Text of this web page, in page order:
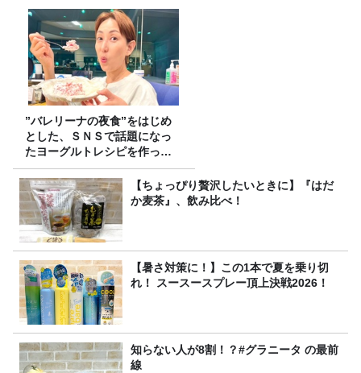
”バレリーナの夜食”をはじめ
とした、ＳＮＳで話題になっ
たヨーグルトレシピを作って
みた！
【ちょっぴり贅沢したいときに】『はだ
か麦茶』、飲み比べ！
【暑さ対策に！】この1本で夏を乗り切
れ！ スースースプレー頂上決戦2026！
知らない人が8割！？#グラニータ の最前
線